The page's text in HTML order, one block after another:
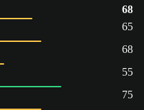
68
65
68
55
75